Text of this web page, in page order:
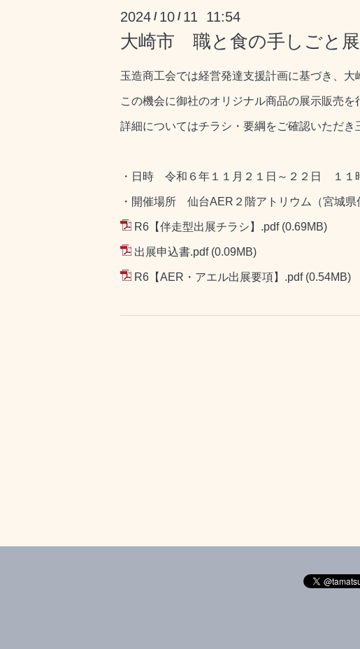
2024 / 10 / 11 11:54
大崎市 職と食の手しごと
玉造商工会では経営発達支援計画に基づき、
この機会に御社のオリジナル商品の展示販売
詳細についてはチラシ・要綱をご確認いただき
・日時 令和６年１１月２１日～２２日 １１
・開催場所 仙台AER２階アトリウム（宮城県
R6【伴走型出展チラシ】.pdf (0.69MB)
出展申込書.pdf (0.09MB)
R6【AER・アエル出展要項】.pdf (0.54MB)